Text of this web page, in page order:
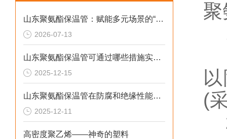
山东聚氨酯保温管：赋能多元场景的“隐形守护者”
2026-07-13
山东聚氨酯保温管可通过哪些措施实现快速施工
2025-12-15
山东聚氨酯保温管在防腐和绝缘性能方面表现优异
2025-12-11
高密度聚乙烯——神奇的塑料
(